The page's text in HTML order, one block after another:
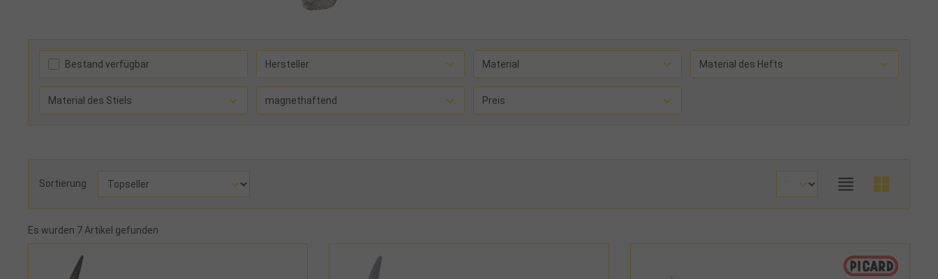
Bestand verfügbar Hersteller Material Material des Hefts
Material des Stiels magnethaftend Preis
Sortierung
Es wurden 7 Artikel gefunden